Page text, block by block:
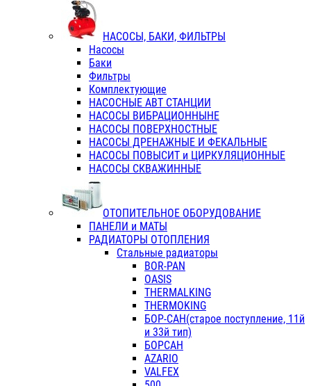
НАСОСЫ, БАКИ, ФИЛЬТРЫ
Насосы
Баки
Фильтры
Комплектующие
НАСОСНЫЕ АВТ СТАНЦИИ
НАСОСЫ ВИБРАЦИОННЫНЕ
НАСОСЫ ПОВЕРХНОСТНЫЕ
НАСОСЫ ДРЕНАЖНЫЕ И ФЕКАЛЬНЫЕ
НАСОСЫ ПОВЫСИТ и ЦИРКУЛЯЦИОННЫЕ
НАСОСЫ СКВАЖИННЫЕ
ОТОПИТЕЛЬНОЕ ОБОРУДОВАНИЕ
ПАНЕЛИ и МАТЫ
РАДИАТОРЫ ОТОПЛЕНИЯ
Стальные радиаторы
BOR-PAN
OASIS
THERMALKING
THERMOKING
БОР-САН(старое поступление, 11й
и 33й тип)
БОРСАН
AZARIO
VALFEX